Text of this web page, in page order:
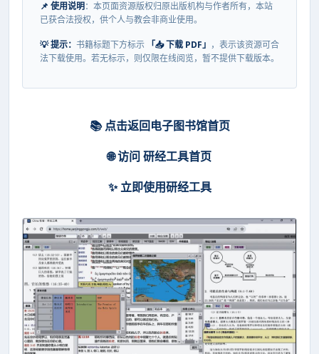
📌 使用说明：本页面资源版权归原出版机构与作者所有，本站
已获合法授权，供个人与教会非商业使用。
💡 提示： 书籍标题下方标示 「📥 下载 PDF」 ，表示该资源可合
法下载使用。若无标示，则仅限在线阅览，暂不提供下载版本。
📚 点击返回电子图书馆首页
🌐 访问 研经工具首页
✨ 立即使用研经工具